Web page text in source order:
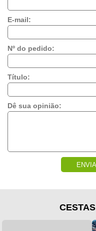
E-mail:
Nº do pedido:
Título:
Dê sua opinião: